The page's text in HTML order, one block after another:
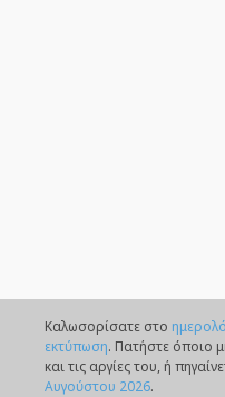
Καλωσορίσατε στο
εκτύπωση. Πατήστε όποιο
και τις αργίες του, ή
Αυγούστου 2026.